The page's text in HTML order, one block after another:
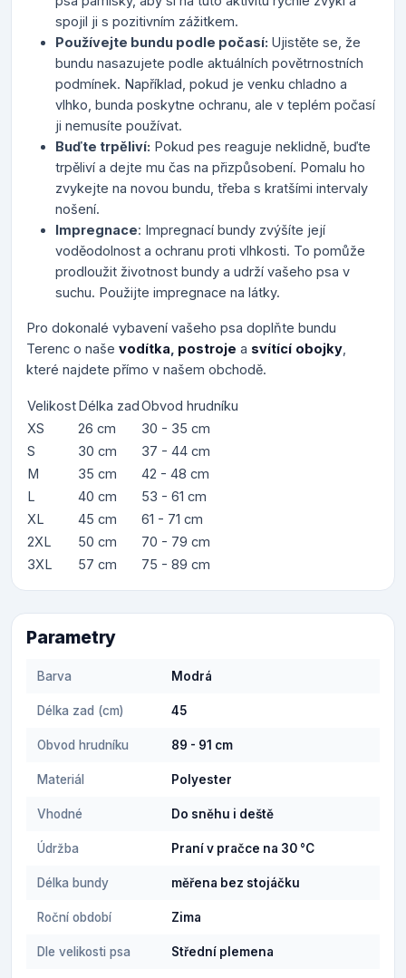
spojil ji s pozitivním zážitkem.
Používejte bundu podle počasí: Ujistěte se, že
bundu nasazujete podle aktuálních povětrnostních
podmínek. Například, pokud je venku chladno a
vlhko, bunda poskytne ochranu, ale v teplém počasí
ji nemusíte používat.
Buďte trpěliví: Pokud pes reaguje neklidně, buďte
trpěliví a dejte mu čas na přizpůsobení. Pomalu ho
zvykejte na novou bundu, třeba s kratšími intervaly
nošení.
Impregnace: Impregnací bundy zvýšíte její
voděodolnost a ochranu proti vlhkosti. To pomůže
prodloužit životnost bundy a udrží vašeho psa v
suchu. Použijte impregnace na látky.
Pro dokonalé vybavení vašeho psa doplňte bundu
Terenc o naše vodítka postroje a svítící obojky
které najdete přímo v našem obchodě.
VelikostDélka zadObvod hrudníku
XS
26 cm
30 - 35 cm
S
30 cm
37 - 44 cm
M
35 cm
42 - 48 cm
L
40 cm
53 - 61 cm
XL
45 cm
61 - 71 cm
2XL
50 cm
70 - 79 cm
3XL
57 cm 75 - 89 cm
Parametry
Barva Modrá
Délka zad (cm) 45
Obvod hrudníku 89 - 91 cm
Materiál Polyester
Vhodné Do sněhu i deště
Údržba Praní v pračce na 30 °C
Délka bundy měřena bez stojáčku
Roční období Zima
Dle velikosti psa Střední plemena